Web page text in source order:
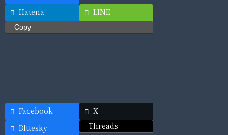
Hatena
LINE
Copy
Facebook
X
Bluesky
Threads